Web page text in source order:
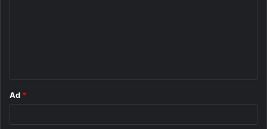
Ad *